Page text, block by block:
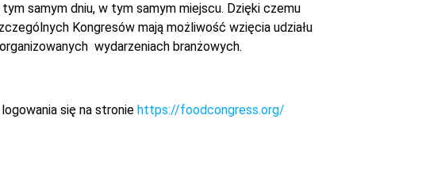
samym dniu, w tym samym miejscu. Dzięki czemu
Kongresów mają możliwość wzięcia udziału
wydarzeniach branżowych.
się na stronie https://foodcongress.org/